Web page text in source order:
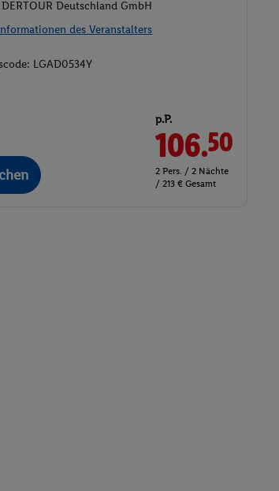
DERTOUR Deutschland GmbH
des Veranstalters
LGAD0534Y
p.P.
106.50
2 Pers. / 2 Nächte
/ 213 € Gesamt